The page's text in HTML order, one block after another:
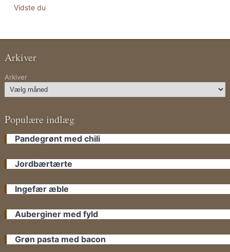
Vidste du
Arkiver
Arkiver
Populære indlæg
Pandegrønt med chili
Jordbærtærte
Ingefær æble
Auberginer med fyld
Grøn pasta med bacon